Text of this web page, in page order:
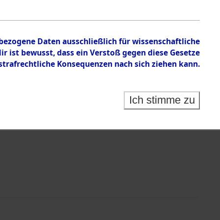
Daten ausschließlich für wissenschaftliche
bewusst, dass ein Verstoß gegen diese Gesetze
Konsequenzen nach sich ziehen kann.
Ich stimme zu